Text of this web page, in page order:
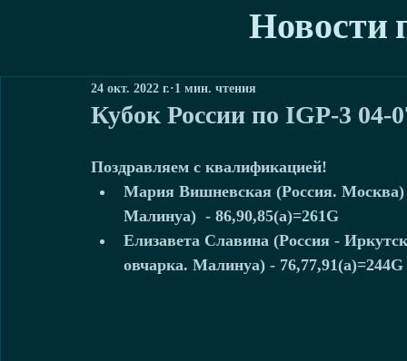
Новости
Кубок России по IGP-3 04-
24 окт. 2022 г. 1 мин. чтения
Поздравляем c квалификацией!
Мария Вишневская (Россия.
Малинуа)  - 86,90,85(a)=261G
Елизавета Славина (Россия -
овчарка. Малинуа) - 76,77,91(a)=244G